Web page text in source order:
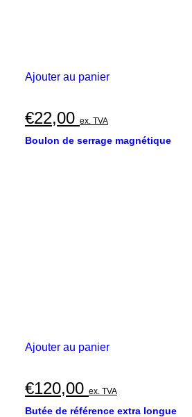
Ajouter au panier
€22,00 ex. TVA
Boulon de serrage magnétique
Ajouter au panier
€120,00 ex. TVA
Butée de référence extra longue